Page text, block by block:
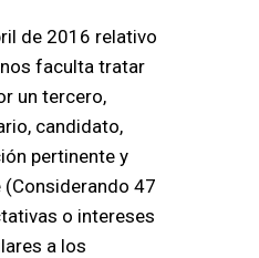
de 2016 relativo
faculta tratar
un tercero,
candidato,
pertinente y
(Considerando 47
o intereses
a los